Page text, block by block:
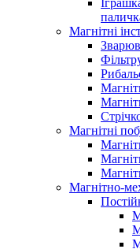
Магнітні
Магнітні
Магнітно-